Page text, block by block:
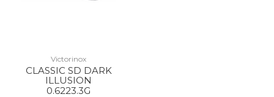
Victorinox
CLASSIC SD DARK
ILLUSION
0.6223.3G